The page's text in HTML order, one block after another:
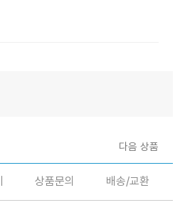
다음 상품
상품문의 배송/교환